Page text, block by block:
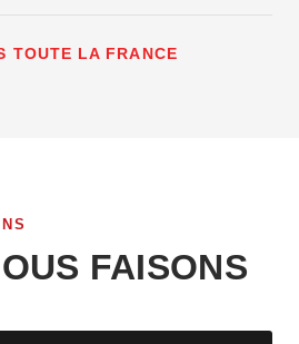
TOUTE LA FRANCE
FAISONS